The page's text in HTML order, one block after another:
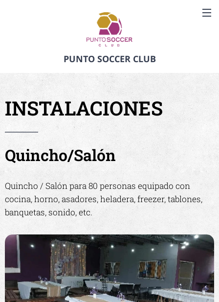
PUNTO SOCCER CLUB
INSTALACIONES
Quincho/Salón
Quincho / Salón para 80 personas equipado con
cocina, horno, asadores, heladera, freezer, tablones,
banquetas, sonido, etc.